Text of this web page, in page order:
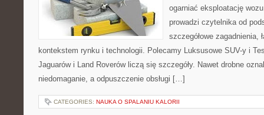
ogarniać eksploatację
prowadzi czytelnika od
szczegółowe zagadnienia,
kontekstem rynku i technologii. Polecamy Luksusowe SUV-y i
Jaguarów i Land Roverów liczą się szczegóły. Nawet drobne
niedomaganie, a odpuszczenie obsługi […]
CATEGORIES: NAUKA O SPALANIU KALORII